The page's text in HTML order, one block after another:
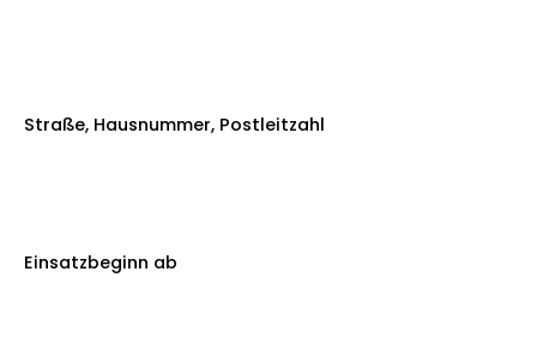
Straße, Hausnummer, Postleitzahl
Einsatzbeginn ab